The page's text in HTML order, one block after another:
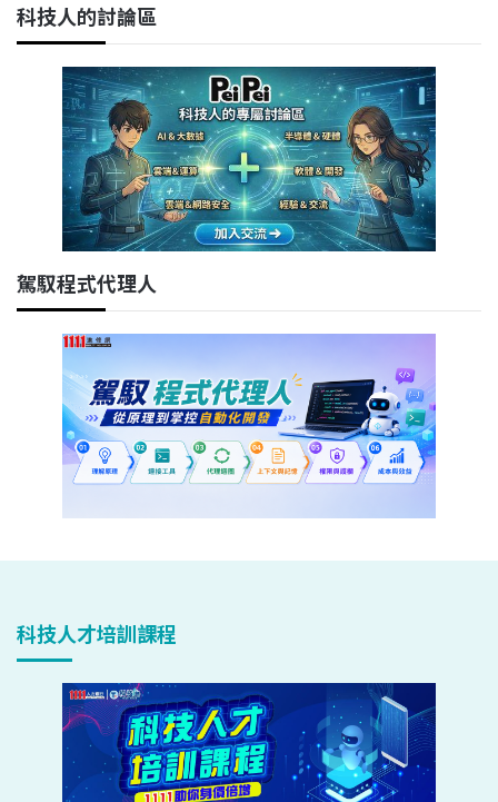
科技人的討論區
駕馭程式代理人
科技人才培訓課程